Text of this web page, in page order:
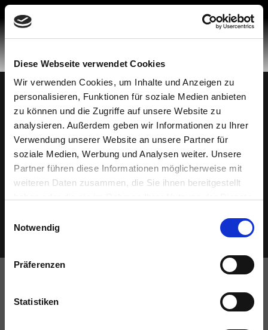
Diese Webseite verwendet Cookies
Wir verwenden Cookies, um Inhalte und Anzeigen zu
personalisieren, Funktionen für soziale Medien anbieten
zu können und die Zugriffe auf unsere Website zu
analysieren. Außerdem geben wir Informationen zu Ihrer
Verwendung unserer Website an unsere Partner für
soziale Medien, Werbung und Analysen weiter. Unsere
Partner führen diese Informationen möglicherweise mit
weiteren Daten zusammen, die Sie ihnen bereitgestellt
Notwendig
Präferenzen
Statistiken
Skip
content
Made in Spain© 2026 Mobiliario Auxiliar de Diseño, S.L.
Datenschutzbestimmungen
Politik der Cookies
Rechtlicher Hinweis
Hotline für Beschwerden
Ethischer Kodex